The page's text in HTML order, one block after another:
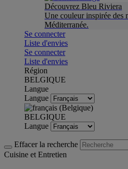
Découvrez Bleu Riviera
Une couleur inspirée des
Méditerranée.
Se connecter
Liste d'envies
Se connecter
Liste d'envies
Région
BELGIQUE
Langue
Langue
BELGIQUE
Langue
Effacer la recherche
Cuisine et Entretien